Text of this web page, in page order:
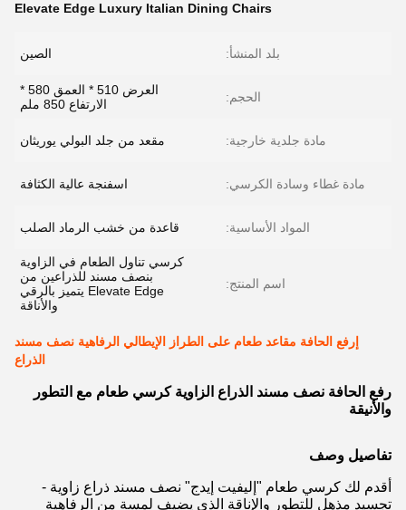
Elevate Edge Luxury Italian Dining Chairs
بلد المنشأ: الصين
الحجم:
العرض 510 * العمق 580 *
الارتفاع 850 ملم
مادة جلدية خارجية: مقعد من جلد البولي يوريثان
مادة غطاء وسادة الكرسي: اسفنجة عالية الكثافة
المواد الأساسية: قاعدة من خشب الرماد الصلب
اسم المنتج:
كرسي تناول الطعام في الزاوية
بنصف مسند للذراعين من
Elevate Edge يتميز بالرقي
والأناقة
إرفع الحافة مقاعد طعام على الطراز الإيطالي الرفاهية نصف مسند
الذراع
رفع الحافة نصف مسند الذراع الزاوية كرسي طعام مع التطور
والأنيقة
تفاصيل وصف
أقدم لك كرسي طعام "إليفيت إيدج" نصف مسند ذراع زاوية -
تجسيد مذهل للتطور والإناقة الذي يضيف لمسة من الرفاهية